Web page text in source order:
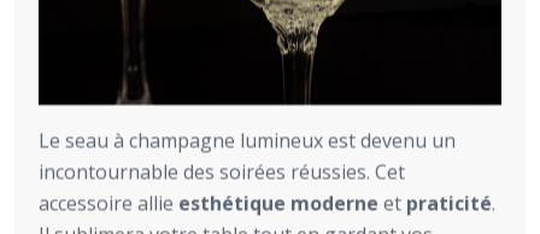
Le seau à champagne lumineux est devenu un
incontournable des soirées réussies. Cet
accessoire allie esthétique moderne et praticité.